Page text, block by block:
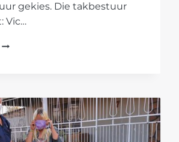
gekies. Die takbestuur
Vic…
AFRIFORUM